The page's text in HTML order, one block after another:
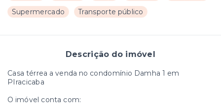
Supermercado
Transporte público
Descrição do imóvel
Casa térrea a venda no condomínio Damha 1 em
PIracicaba
O imóvel conta com: